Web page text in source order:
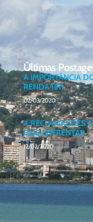
Últimas
A IMPORTÂNCIA
RENDA (IR)
02/03/2020
4 RECLAMAÇÕES
QUE ENFRENTAR
12/02/2020